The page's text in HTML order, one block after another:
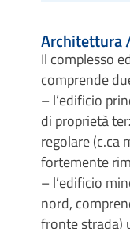
Architettura
Il complesso
comprende
– l’edificio
di proprietà
regolare (c.ca
fortemente
– l’edificio
nord,
fronte strada)